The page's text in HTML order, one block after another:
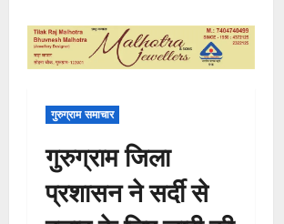
गुरुग्राम समाचार
गुरुग्राम जिला
प्रशासन ने सर्दी से